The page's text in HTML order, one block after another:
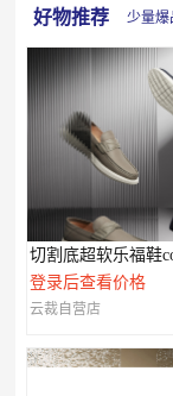
好物推荐 少量爆
切割底超软乐福鞋
登录后查看价格
云裁自营店